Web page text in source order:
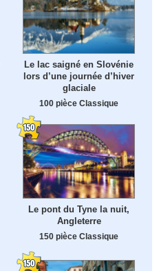
Le lac saigné en Slovénie
lors d’une journée d’hiver
glaciale
100 pièce Classique
Le pont du Tyne la nuit,
Angleterre
150 pièce Classique